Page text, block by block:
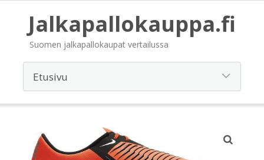
Jalkapallokauppa.fi
Suomen jalkapallokaupat vertailussa